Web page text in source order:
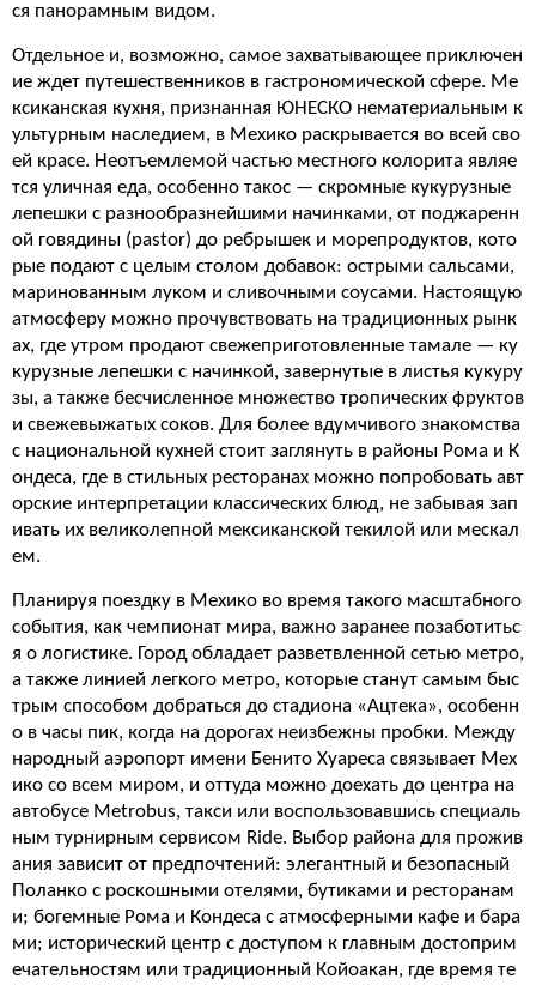
ся панорамным видом.
Отдельное и, возможно, самое захватывающее приключен
ие ждет путешественников в гастрономической сфере. Ме
ксиканская кухня, признанная ЮНЕСКО нематериальным к
ультурным наследием, в Мехико раскрывается во всей сво
ей красе. Неотъемлемой частью местного колорита являе
тся уличная еда, особенно такос — скромные кукурузные
лепешки с разнообразнейшими начинками, от поджаренн
ой говядины (pastor) до ребрышек и морепродуктов, кото
рые подают с целым столом добавок: острыми сальсами,
маринованным луком и сливочными соусами. Настоящую
атмосферу можно прочувствовать на традиционных рынк
ах, где утром продают свежеприготовленные тамале — ку
курузные лепешки с начинкой, завернутые в листья кукуру
зы, а также бесчисленное множество тропических фруктов
и свежевыжатых соков. Для более вдумчивого знакомства
с национальной кухней стоит заглянуть в районы Рома и К
ондеса, где в стильных ресторанах можно попробовать авт
орские интерпретации классических блюд, не забывая зап
ивать их великолепной мексиканской текилой или мескал
ем.
Планируя поездку в Мехико во время такого масштабного
события, как чемпионат мира, важно заранее позаботитьс
я о логистике. Город обладает разветвленной сетью метро,
а также линией легкого метро, которые станут самым быс
трым способом добраться до стадиона «Ацтека», особенн
о в часы пик, когда на дорогах неизбежны пробки. Между
народный аэропорт имени Бенито Хуареса связывает Мех
ико со всем миром, и оттуда можно доехать до центра на
автобусе Metrobus, такси или воспользовавшись специаль
ным турнирным сервисом Ride. Выбор района для прожив
ания зависит от предпочтений: элегантный и безопасный
Поланко с роскошными отелями, бутиками и ресторанам
и; богемные Рома и Кондеса с атмосферными кафе и бара
ми; исторический центр с доступом к главным достоприм
ечательностям или традиционный Койоакан, где время те